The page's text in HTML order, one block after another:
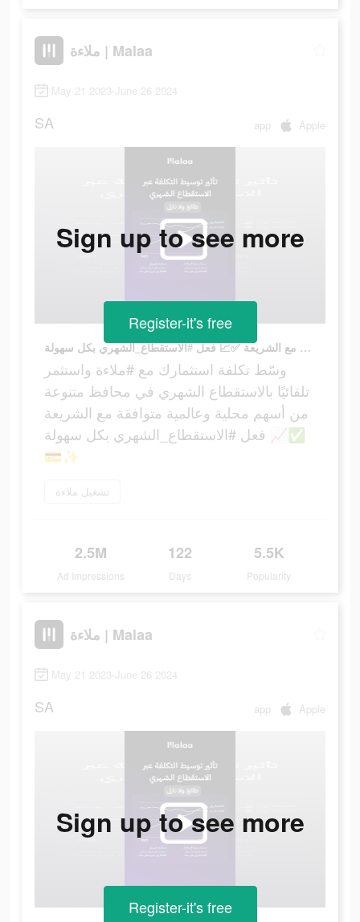
ملاءة | Malaa
May 21 2023-June 26 2024
SA app Apple
وسّط تكلفة استثمارك مع #ملاءة واستثمر تلقائيًا بالاستقطاع الشهري في محافظ متنوعة من أسهم محلية وعالمية متوافقة مع الشريعة ✅📈 فعل #الاستقطاع_الشهري بكل سهولة 💳✨
وسّط تكلفة استثمارك مع #ملاءة واستثمر
تلقائيًا بالاستقطاع الشهري في محافظ متنوعة
من أسهم محلية وعالمية متوافقة مع الشريعة
✅📈 فعل #الاستقطاع_الشهري بكل سهولة
💳✨
تشغيل ملاءة
2.5M
Ad Impressions
122
Days
5.5K
Popularity
Sign up to see more
Register-it's free
ملاءة | Malaa
May 21 2023-June 26 2024
SA app Apple
Sign up to see more
Register-it's free